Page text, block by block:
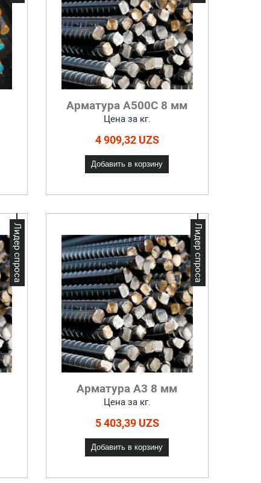
Арматура А500С 8 мм
Цена за кг.
4 909,32 UZS
Добавить в корзину
Лидер спроса
Арматура А3 8 мм
Цена за кг.
5 403,39 UZS
Добавить в корзину
Лидер спроса